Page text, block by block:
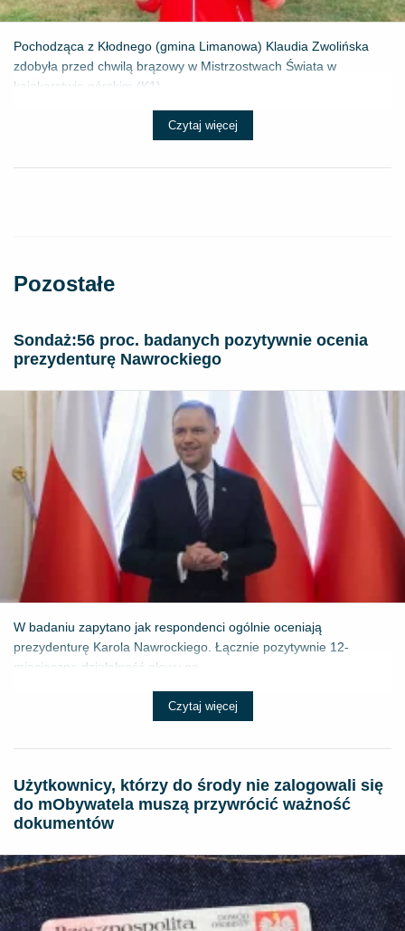
Pochodząca z Kłodnego (gmina Limanowa) Klaudia Zwolińska
zdobyła przed chwilą brązowy w Mistrzostwach Świata w
kajakarstwie górskim (K1) ...
Czytaj więcej
Pozostałe
​Sondaż:56 proc. badanych pozytywnie ocenia
prezydenturę Nawrockiego
W badaniu zapytano jak respondenci ogólnie oceniają
prezydenturę Karola Nawrockiego. Łącznie pozytywnie 12-
miesięczną działalność głowy pa...
Czytaj więcej
Użytkownicy, którzy do środy nie zalogowali się
do mObywatela muszą przywrócić ważność
dokumentów